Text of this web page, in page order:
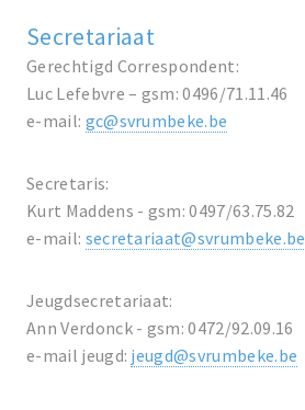
Secretariaat
Gerechtigd Correspondent:
Luc Lefebvre – gsm: 0496/71.11.46
e-mail: gc@svrumbeke.be
Secretaris:
Kurt Maddens - gsm: 0497/63.75.82
e-mail: secretariaat@svrumbeke.be
Jeugdsecretariaat:
Ann Verdonck - gsm: 0472/92.09.16
e-mail jeugd: jeugd@svrumbeke.be